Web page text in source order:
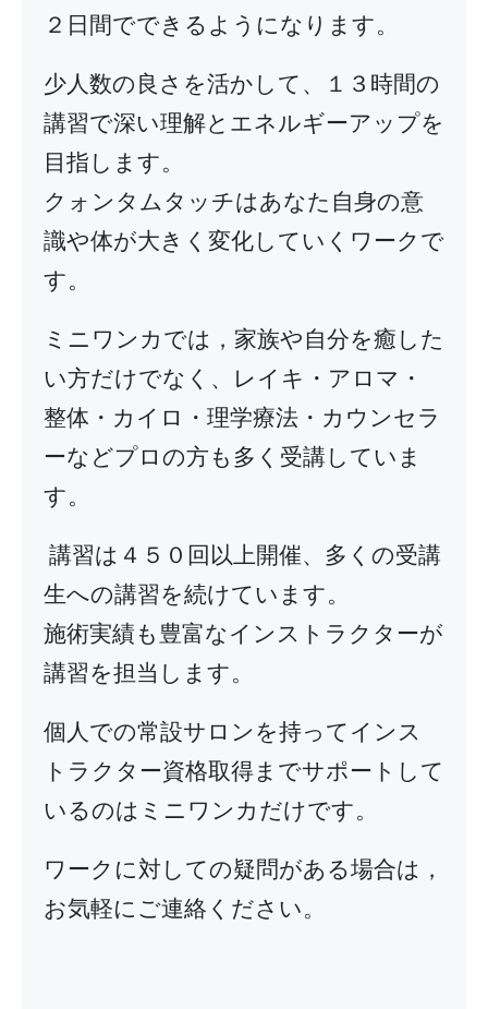
２日間でできるようになります。
少人数の良さを活かして、１３時間の
講習で深い理解とエネルギーアップを
目指します。
クォンタムタッチはあなた自身の意
識や体が大きく変化していくワークで
す。
ミニワンカでは，家族や自分を癒した
い方だけでなく、レイキ・アロマ・
整体・カイロ・理学療法・カウンセラ
ーなどプロの方も多く受講していま
す。
講習は４５０回以上開催、多くの受講
生への講習を続けています。
施術実績も豊富なインストラクターが
講習を担当します。
個人での常設サロンを持ってインス
トラクター資格取得までサポートして
いるのはミニワンカだけです。
ワークに対しての疑問がある場合は，
お気軽にご連絡ください。